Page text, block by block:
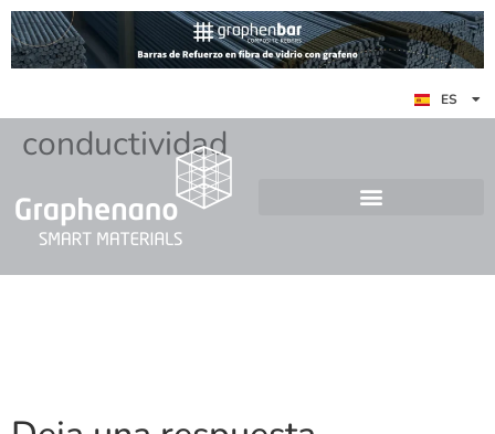
ES
EN
DE
conductividad